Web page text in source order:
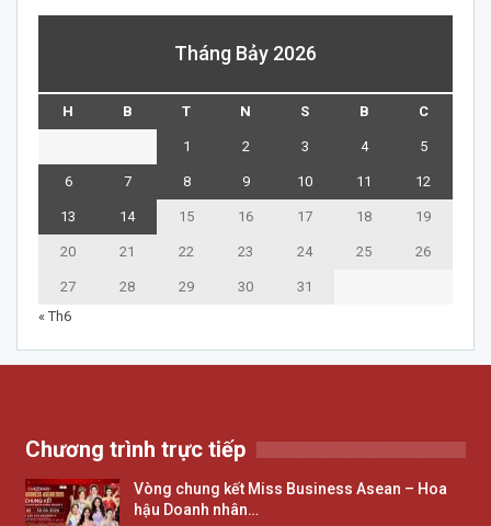
Tháng Bảy 2026
H B T N S B C
1 2 3 4 5
6 7 8 9 10 11 12
13 14 15 16 17 18 19
20 21 22 23 24 25 26
27 28 29 30
31
« Th6
Chương trình trực tiếp
Vòng chung kết Miss Business Asean – Hoa
hậu Doanh nhân…